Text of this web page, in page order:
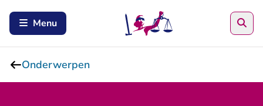
Menu
Onderwerpen